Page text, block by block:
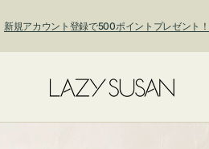
新規アカウント登録で500ポイントプレゼント！
夏季休業および発送停止について